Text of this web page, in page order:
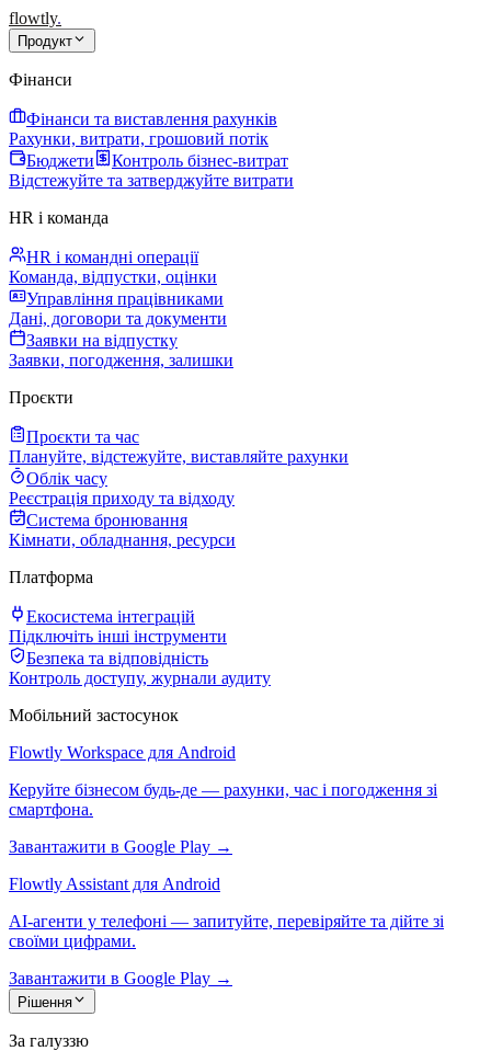
flowtly.
Продукт
Фінанси
Фінанси та виставлення рахунків
Рахунки, витрати, грошовий потік
Бюджети
Контроль бізнес-витрат
Відстежуйте та затверджуйте витрати
HR і команда
HR і командні операції
Команда, відпустки, оцінки
Управління працівниками
Дані, договори та документи
Заявки на відпустку
Заявки, погодження, залишки
Проєкти
Проєкти та час
Плануйте, відстежуйте, виставляйте рахунки
Облік часу
Реєстрація приходу та відходу
Система бронювання
Кімнати, обладнання, ресурси
Платформа
Екосистема інтеграцій
Підключіть інші інструменти
Безпека та відповідність
Контроль доступу, журнали аудиту
Мобільний застосунок
Flowtly Workspace для Android
Керуйте бізнесом будь-де — рахунки, час і погодження зі
смартфона.
Завантажити в Google Play →
Flowtly Assistant для Android
AI-агенти у телефоні — запитуйте, перевіряйте та дійте зі
своїми цифрами.
Завантажити в Google Play →
Рішення
За галуззю